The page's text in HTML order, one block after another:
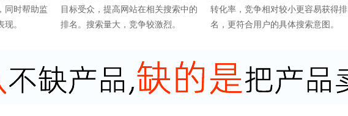
同时帮助监
。
目标受众，提高网站在相关搜索中的
排名。搜索量大，竞争较激烈。
转化率，竞争相对较小更容易获得排
名，更符合用户的具体搜索意图。